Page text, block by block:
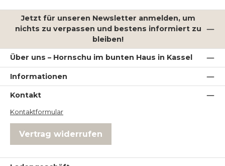
Jetzt für unseren Newsletter anmelden, um
nichts zu verpassen und bestens informiert zu
bleiben!
Über uns – Hornschu im bunten Haus in Kassel
Informationen
Kontakt
Kontaktformular
Vertrag widerrufen